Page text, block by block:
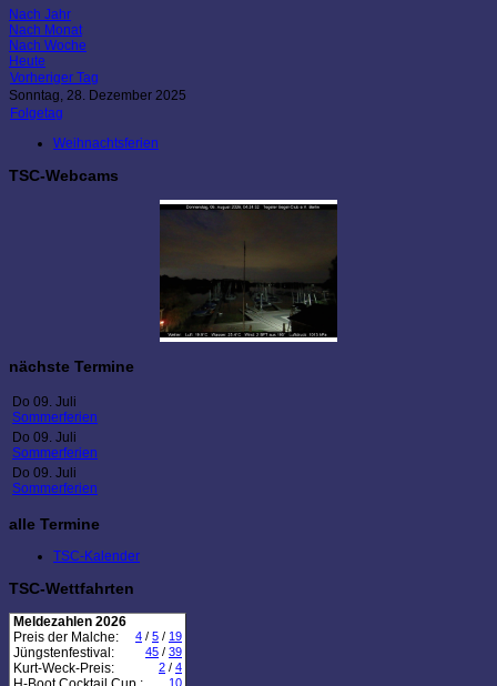
Nach Jahr
Nach Monat
Nach Woche
Heute
Vorheriger Tag
Sonntag, 28. Dezember 2025
Folgetag
Weihnachtsferien
TSC-Webcams
nächste Termine
Do 09. Juli
Sommerferien
Do 09. Juli
Sommerferien
Do 09. Juli
Sommerferien
alle Termine
TSC-Kalender
TSC-Wettfahrten
Meldezahlen 2026
Preis der Malche:
4 / 5 / 19
Jüngstenfestival: 45 / 39
Kurt-Weck-Preis: 2 / 4
10